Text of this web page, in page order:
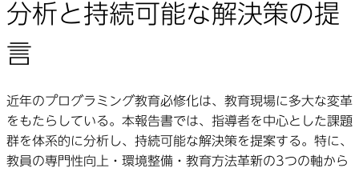
分析と持続可能な解決策の提
言
近年のプログラミング教育必修化は、教育現場に多大な変革
をもたらしている。本報告書では、指導者を中心とした課題
群を体系的に分析し、持続可能な解決策を提案する。特に、
教員の専門性向上・環境整備・教育方法革新の3つの軸から